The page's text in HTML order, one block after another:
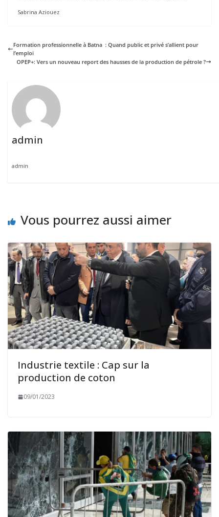
Sabrina Aziouez
Formation professionnelle à Batna : Quand public et privé s’allient pour
l’emploi
OPEP+: Vers un nouveau report des hausses de la production de pétrole ?
admin
admin
Vous pourrez aussi aimer
Industrie textile : Cap sur la
production de coton
09/01/2023